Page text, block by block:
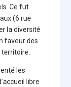
Ce fut
(6 rue
la diversité
faveur des
les
libre